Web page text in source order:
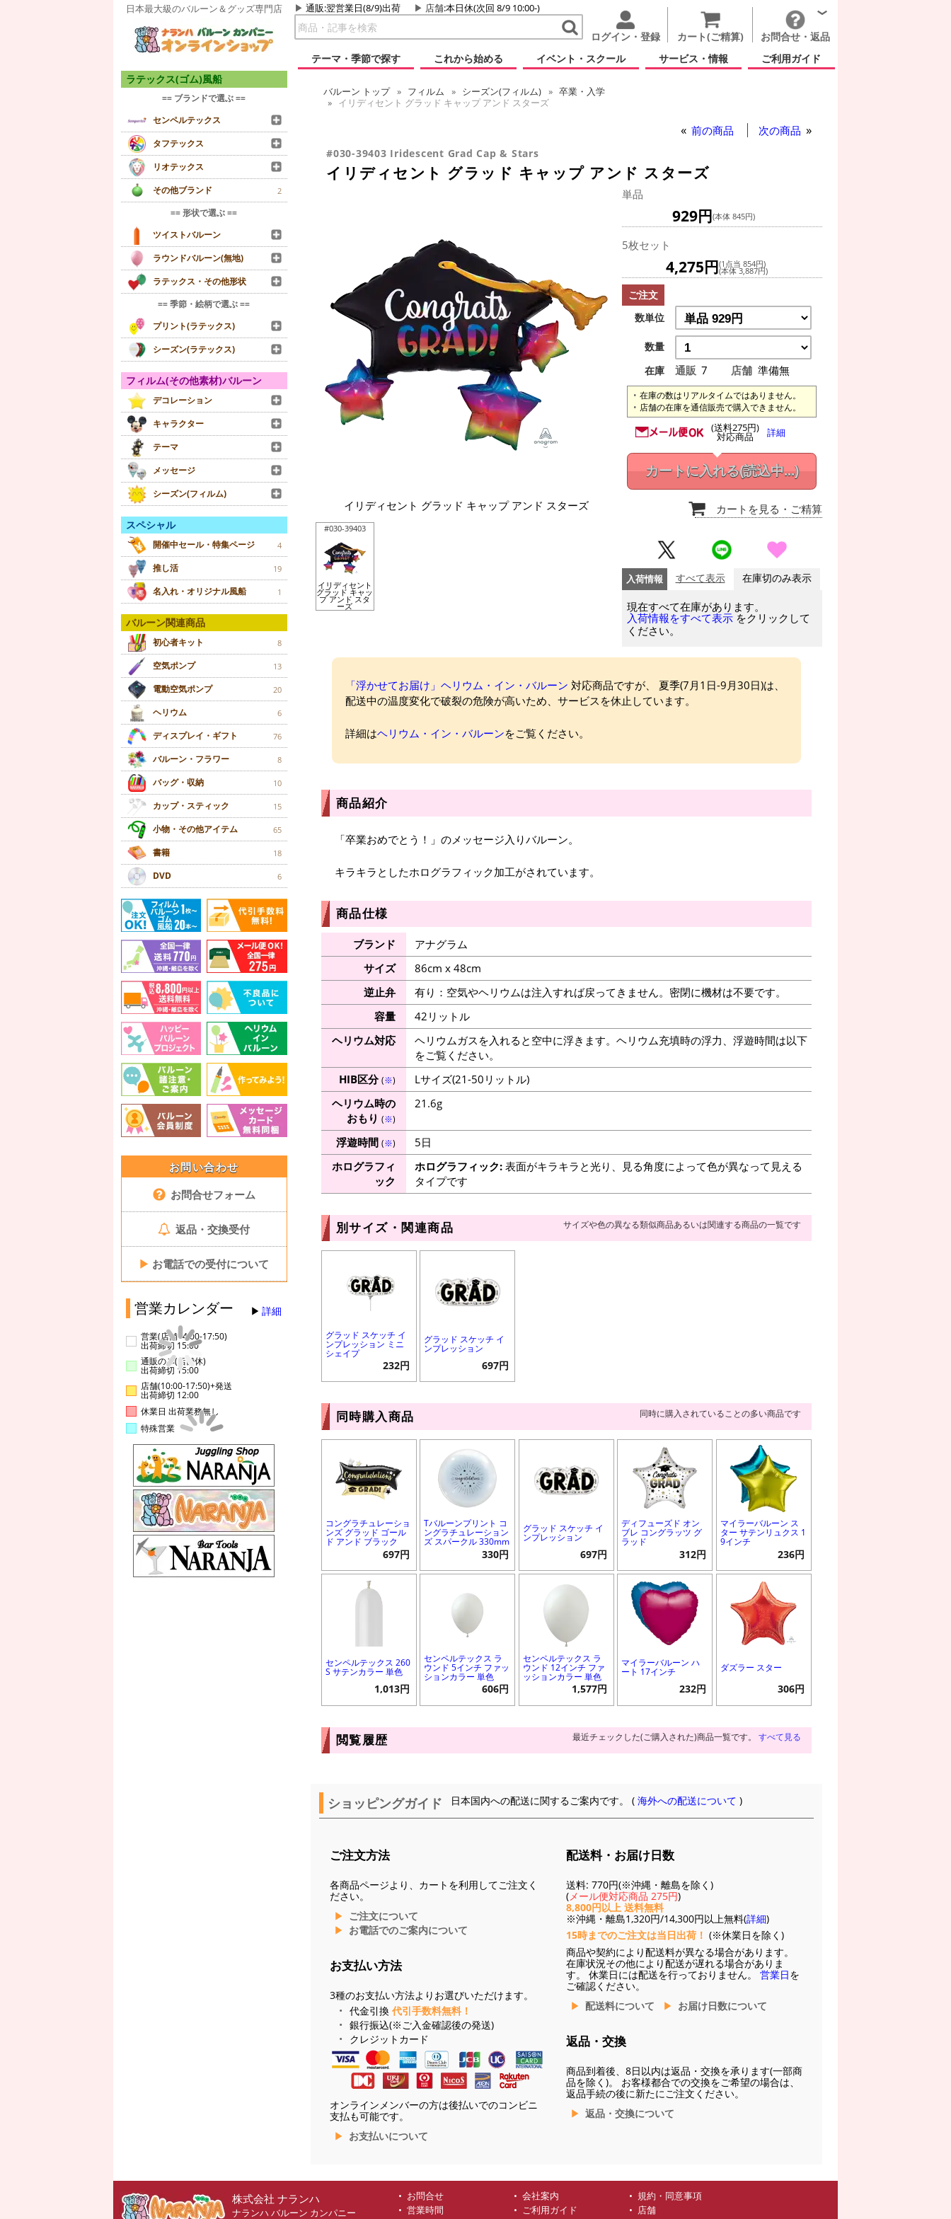
日本最大級のバルーン＆グッズ専門店 通販:翌営業日(8/9)出荷 店舗:本日休(次回 8/9 10:00-)
ログイン・登録 カート(ご精算)
お問合せ・返品
テーマ・季節で探す
これから始める イベント・スクール サービス・情報 ご利用ガイド
ラテックス(ゴム)風船
== ブランドで選ぶ ==
センペルテックス
タフテックス
リオテックス
その他ブランド
2
== 形状で選ぶ ==
ツイストバルーン
ラウンドバルーン(無地)
ラテックス・その他形状
== 季節・絵柄で選ぶ ==
プリント(ラテックス)
シーズン(ラテックス)
フィルム(その他素材)バルーン
デコレーション
キャラクター
テーマ
メッセージ
シーズン(フィルム)
スペシャル
開催中セール・特集ページ 4
推し活 19
名入れ・オリジナル風船 1
バルーン関連商品
初心者キット 8
空気ポンプ 13
電動空気ポンプ 20
ヘリウム 6
ディスプレイ・ギフト 76
バルーン・フラワー 8
バッグ・収納 10
カップ・スティック 15
小物・その他アイテム 65
書籍 18
DVD 6
お問い合わせ
お問合せフォーム
返品・交換受付
▶ お電話での受付について
営業カレンダー 詳細
営業(店舗14:00-17:50)
出荷締切 15:00
通販のみ(店舗休)
出荷締切 15:00
店舗(10:00-17:50)+発送
出荷締切 12:00
休業日 出荷業務無し
特殊営業
バルーン トップ フィルム シーズン(フィルム)
卒業・入学
イリディセント グラッド キャップ アンド スターズ
前の商品 次の商品
#030-39403 Iridescent Grad Cap & Stars
イリディセント グラッド キャップ アンド スターズ
イリディセント グラッド キャップ アンド スターズ
#030-39403
イリディセント
グラッド キャッ
プ アンド スタ
ーズ
単品
929円(本体 845円)
5枚セット
4,275円(1点当 854円)
(本体 3,887円)
ご注文
数単位
数量
在庫
通販 7 店舗 準備無
在庫の数はリアルタイムではありません。
店舗の在庫を通信販売で購入できません。
(送料275円)
対応商品 詳細
カートに入れる(読込中...)
カートを見る ・ご精算
入荷情報 すべて表示 在庫切のみ表示
現在すべて在庫があります。
入荷情報をすべて表示 をクリックして
ください。
「浮かせてお届け」ヘリウム・イン・バルーン 対応商品ですが、 夏季(7月1日-9月30日)は、
配送中の温度変化で破裂の危険が高いため、サービスを休止しています。
詳細はヘリウム・イン・バルーンをご覧ください。
商品紹介
「卒業おめでとう！」のメッセージ入りバルーン。
キラキラとしたホログラフィック加工がされています。
商品仕様
ブランド
アナグラム
サイズ
86cm x 48cm
逆止弁
有り：空気やヘリウムは注入すれば戻ってきません。密閉に機材は不要です。
容量
42リットル
ヘリウム対応
ヘリウムガスを入れると空中に浮きます。ヘリウム充填時の浮力、浮遊時間は以下
をご覧ください。
HIB区分(※)
Lサイズ(21-50リットル)
ヘリウム時の
おもり (※)
21.6g
浮遊時間 (※)
5日
ホログラフィ
ック
ホログラフィック:表面がキラキラと光り、見る角度によって色が異なって見える
タイプです
別サイズ・関連商品 サイズや色の異なる類似商品あるいは関連する商品の一覧です
グラッド スケッチ イ
ンプレッション ミニ
シェイプ
232円
グラッド スケッチ イ
ンプレッション
697円
同時購入商品 同時に購入されていることの多い商品です
コングラチュレーショ
ンズ グラッド ゴール
ド アンド ブラック
697円
Tバルーンプリント コ
ングラチュレーション
ズ スパークル 330mm
330円
グラッド スケッチ イ
ンプレッション
697円
ディフューズド オン
ブレ コングラッツ グ
ラッド
312円
マイラーバルーン ス
ター サテンリュクス 1
9インチ
236円
センペルテックス 260
S サテンカラー 単色
1,013円
センペルテックス ラ
ウンド 5インチ ファッ
ションカラー 単色
606円
センペルテックス ラ
ウンド 12インチ ファ
ッションカラー 単色
1,577円
マイラーバルーン ハ
ート 17インチ
232円
ダズラー スター
306円
閲覧履歴 最近チェックした(ご購入された)商品一覧です。 すべて見る
ショッピングガイド 日本国内への配送に関するご案内です。 (海外への配送について )
ご注文方法
各商品ページより、カートを利用してご注文く
ださい。
ご注文について
お電話でのご案内について
お支払い方法
3種のお支払い方法よりお選びいただけます。
代金引換 代引手数料無料！
銀行振込(※ご入金確認後の発送)
クレジットカード
オンラインメンバーの方は後払いでのコンビニ
支払も可能です。
お支払いについて
配送料・お届け日数
送料: 770円(※沖縄・離島を除く)
( メール便対応商品 275円)
8,800円以上 送料無料
※沖縄・離島1,320円/14,300円以上無料(詳細)
15時までのご注文は当日出荷！ (※休業日を除く)
商品や契約により配送料が異なる場合があります。
在庫状況その他により配送が遅れる場合がありま
す。 休業日には配送を行っておりません。 営業日を
ご確認ください。
配送料について
お届け日数について
返品・交換
商品到着後、8日以内は返品・交換を承ります(一部商
品を除く)。 お客様都合での交換をご希望の場合は、
返品手続の後に新たにご注文ください。
返品・交換について
株式会社 ナランハ
ナランハ バルーン カンパニー
お問合せ 会社案内
規約・同意事項
営業時間
ご利用ガイド
店舗